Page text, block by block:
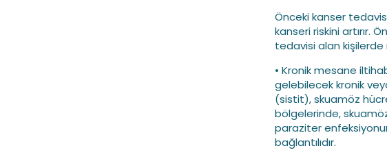
Önceki kanser
kanseri riskini artırır.
tedavisi alan
• Kronik mesane
gelebilecek kronik
(sistit), skuamöz
bölgelerinde,
paraziter
bağlantılıdır.